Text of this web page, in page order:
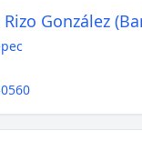
González